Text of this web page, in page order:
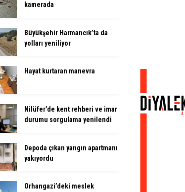
kamerada
Büyükşehir Harmancık’ta da
yolları yeniliyor
Hayat kurtaran manevra
Nilüfer’de kent rehberi ve imar
durumu sorgulama yenilendi
Depoda çıkan yangın apartmanı
yakıyordu
Orhangazi’deki meslek